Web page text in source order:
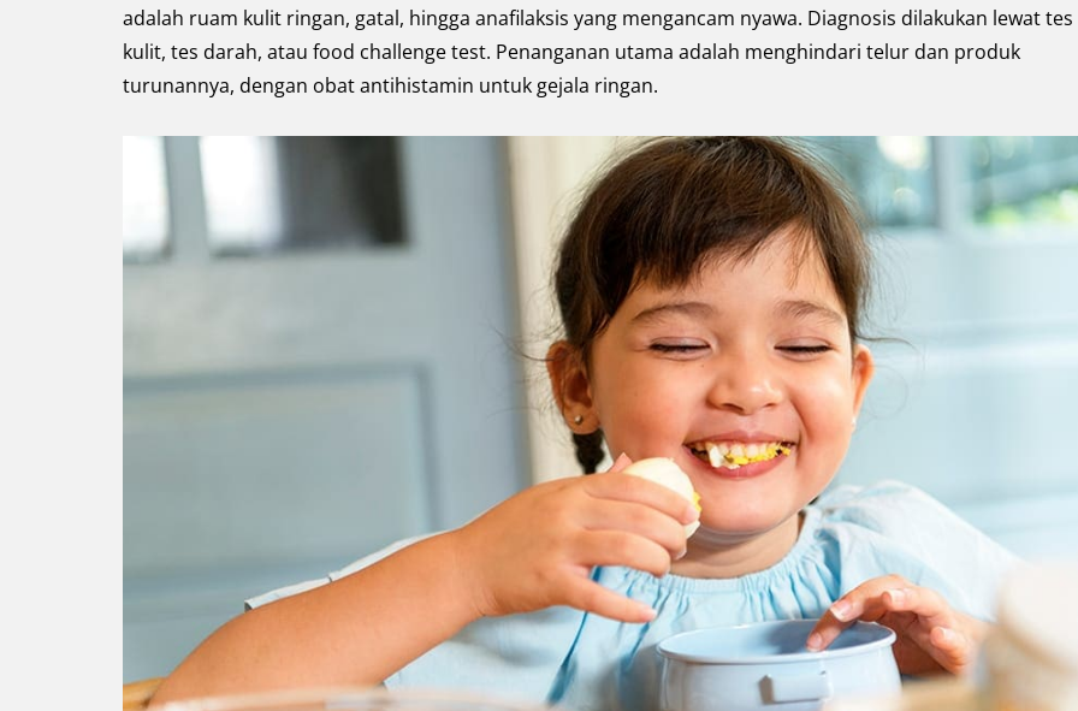
adalah ruam kulit ringan, gatal, hingga anafilaksis yang mengancam nyawa. Diagnosis dilakukan lewat tes
kulit, tes darah, atau food challenge test. Penanganan utama adalah menghindari telur dan produk
turunannya, dengan obat antihistamin untuk gejala ringan.